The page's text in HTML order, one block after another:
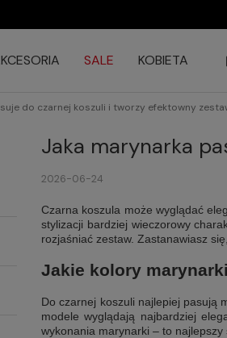
SALE KOBIETA
do czarnej koszuli i tworzy efektowny
Jaka marynarka
2026-06-24
Czarna koszula może wyglądać
stylizacji bardziej wieczorowy
rozjaśniać zestaw. Zastanawiasz
Jakie kolory
Do czarnej koszuli najlepiej pasują
modele wyglądają najbardziej
wykonania marynarki – to